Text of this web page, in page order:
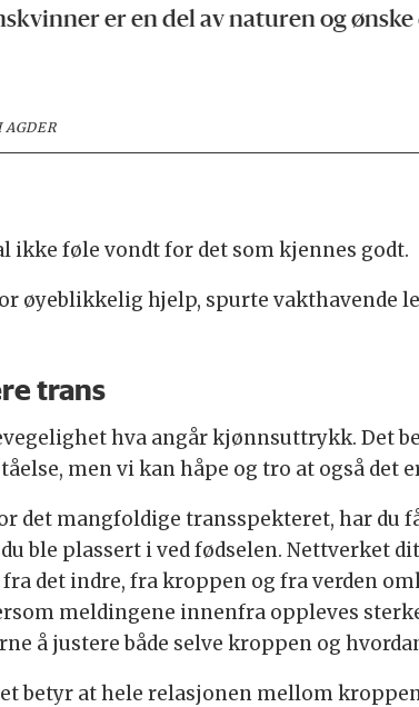
er en del av naturen og
AGDER
ikke føle vondt for det som kjennes godt.
øyeblikkelig hjelp, spurte vakthavende
trans
hva angår kjønnsuttrykk. Det
men vi kan håpe og tro at også det
det mangfoldige transspekteret, har du
ble plassert i ved fødselen. Nettverket
det indre, fra kroppen og fra verden
meldingene innenfra oppleves
å justere både selve kroppen og
betyr at hele relasjonen mellom